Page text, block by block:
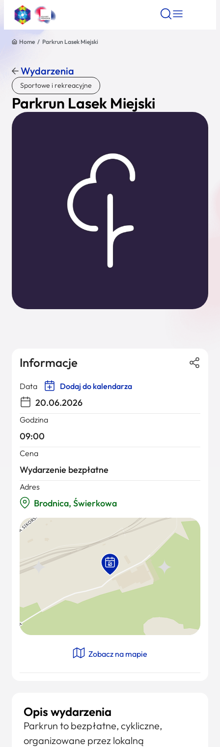
Znajdź atrakcję
Nazwa atrakcji
Miasto
Wyszukaj
Home / Parkrun Lasek Miejski
Wydarzenia
Sportowe i rekreacyjne
Parkrun Lasek Miejski
Opis wydarzenia
Parkrun to bezpłatne, cykliczne,
organizowane przez lokalną
Informacje
Data Dodaj do kalendarza
20.06.2026
Godzina
09:00
Cena
Wydarzenie bezpłatne
Adres
Brodnica, Świerkowa
Zobacz na mapie